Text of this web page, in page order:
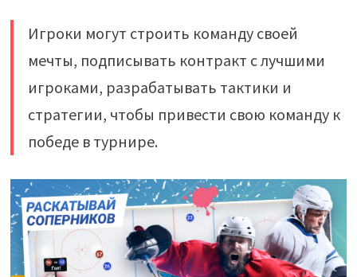
Игроки могут строить команду своей
мечты, подписывать контракт с лучшими
игроками, разрабатывать тактики и
стратегии, чтобы привести свою команду к
победе в турнире.